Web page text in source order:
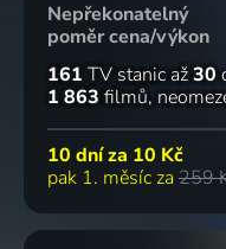
Nepřekonatelný
poměr cena/výkon
161 TV stanic až30
1 863 filmů
10 dní za 10 Kč
pak 1. měsíc za 259